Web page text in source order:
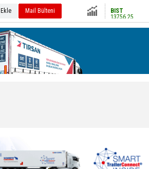
Mail Bülteni
Altın6541.65